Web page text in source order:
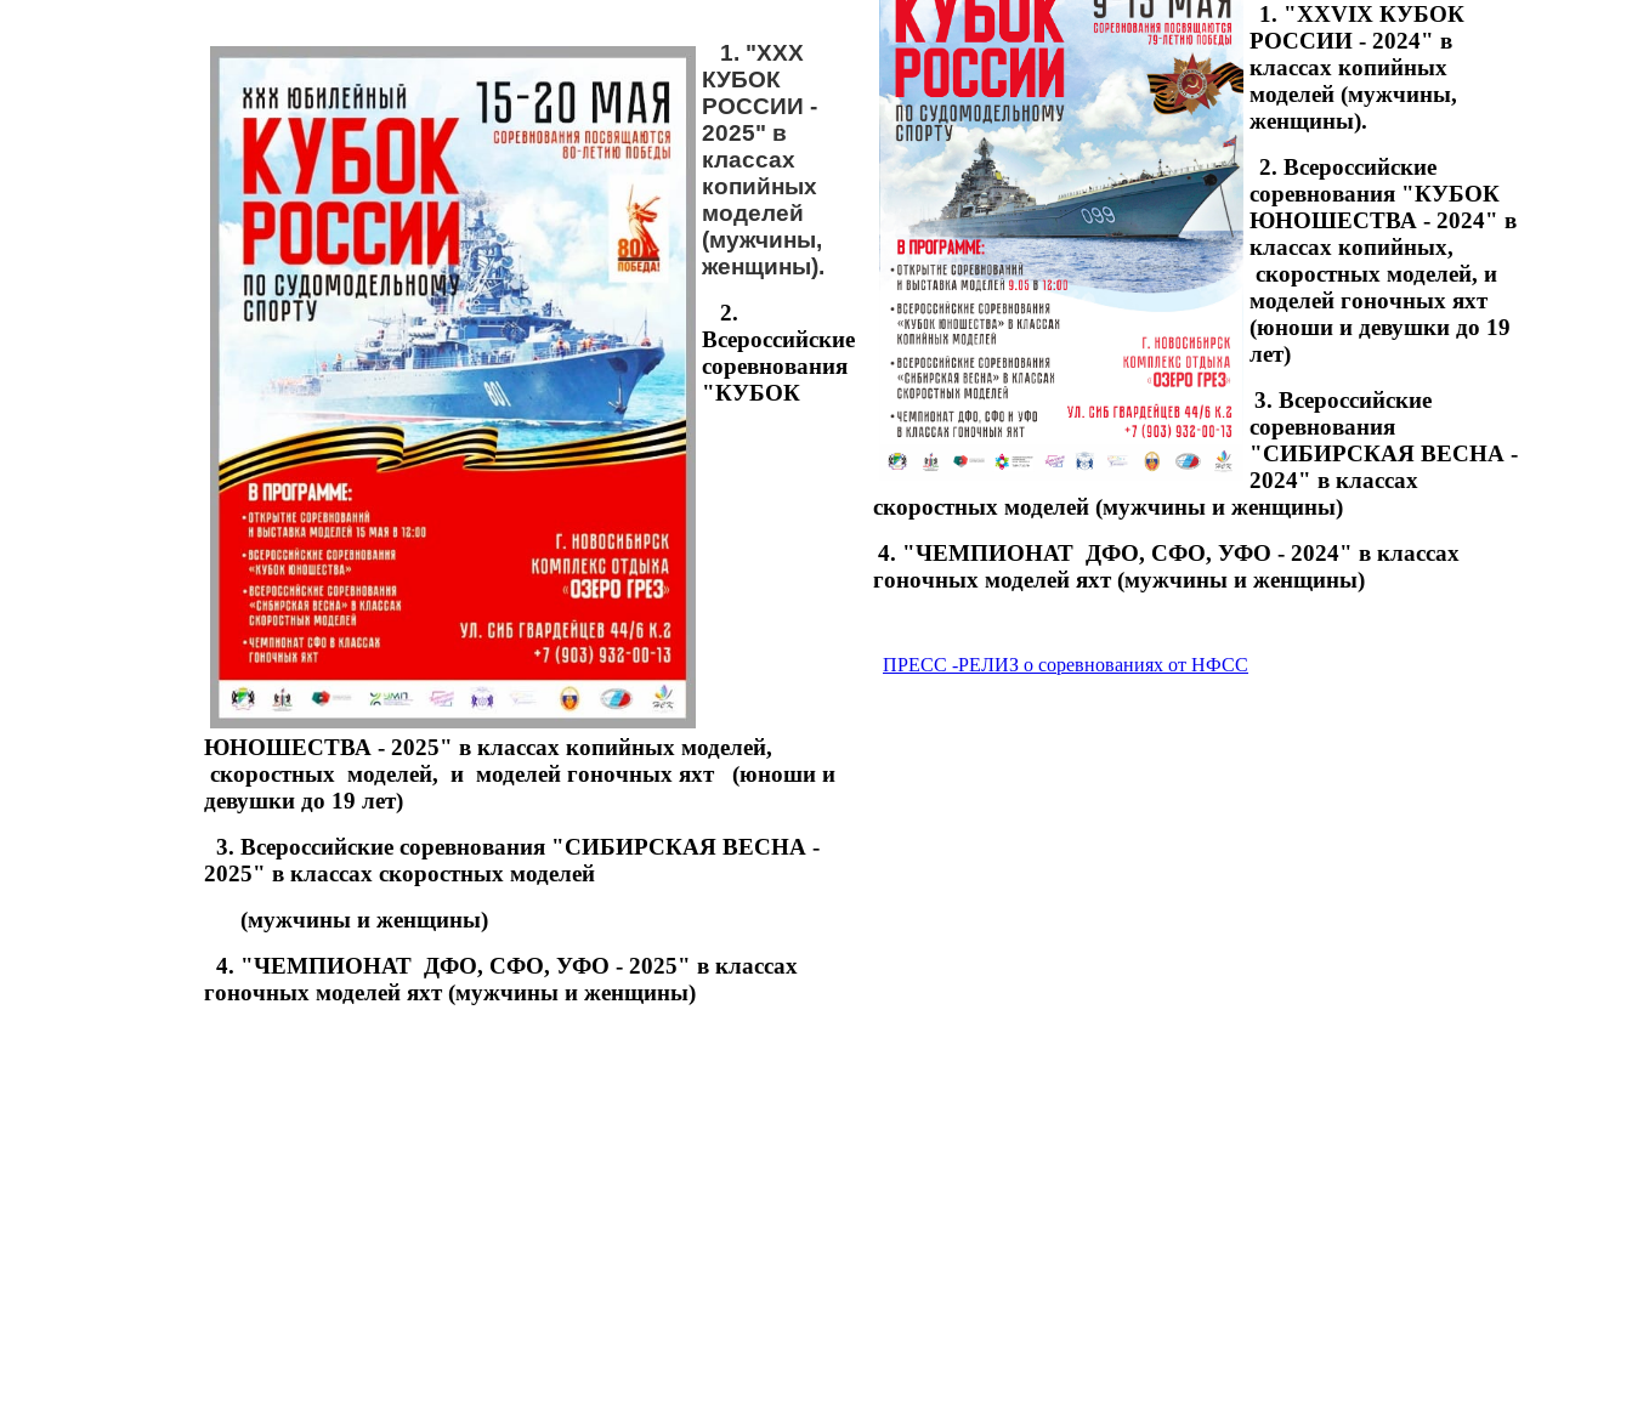
1. "XXX
КУБОК
РОССИИ -
2025" в
классах
копийных
моделей
(мужчины,
женщины).
2.
Всероссийские
соревнования
"КУБОК
ЮНОШЕСТВА - 2025" в классах копийных моделей,
скоростных моделей, и моделей гоночных яхт
(юноши и
девушки до 19 лет)
3. Всероссийские соревнования "СИБИРСКАЯ ВЕСНА -
2025" в классах скоростных моделей
(мужчины и женщины)
4. "ЧЕМПИОНАТ ДФО, СФО, УФО - 2025" в классах
гоночных моделей яхт (мужчины и женщины)
1. "XXVIX КУБОК
РОССИИ - 2024" в
классах копийных
моделей (мужчины,
женщины).
2. Всероссийские
соревнования "КУБОК
ЮНОШЕСТВА - 2024" в
классах копийных,
скоростных моделей, и
моделей гоночных яхт
(юноши и девушки до 19
лет)
3. Всероссийские
соревнования
"СИБИРСКАЯ ВЕСНА -
2024" в классах
скоростных моделей (мужчины и женщины)
4. "ЧЕМПИОНАТ ДФО, СФО, УФО - 2024" в классах
гоночных моделей яхт (мужчины и женщины)
ПРЕСС -РЕЛИЗ о соревнованиях от НФСС